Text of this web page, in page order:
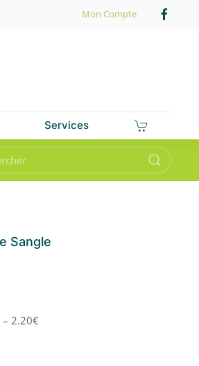
Mon Compte
Services
Sangle
– 2.20€